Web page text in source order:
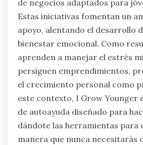
de negocios adaptados para
Estas iniciativas fomentan un
apoyo, alentando el desarrollo
bienestar emocional. Como
aprenden a manejar el estrés
persiguen emprendimientos,
el crecimiento personal como
este contexto, I Grow Younger
de autoayuda diseñado para
dándote las herramientas para
manera que nunca necesitarás